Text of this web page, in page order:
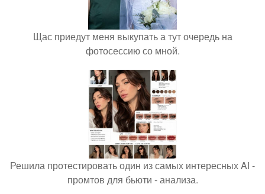
Щас приедут меня выкупать а тут очередь на
фотосессию со мной.
Решила протестировать один из самых интересных AI -
промтов для бьюти - анализа.